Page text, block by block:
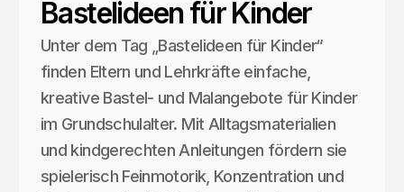
Bastelideen für Kinder
Unter dem Tag „Bastelideen für Kinder“
finden Eltern und Lehrkräfte einfache,
kreative Bastel- und Malangebote für Kinder
im Grundschulalter. Mit Alltagsmaterialien
und kindgerechten Anleitungen fördern sie
spielerisch Feinmotorik, Konzentration und